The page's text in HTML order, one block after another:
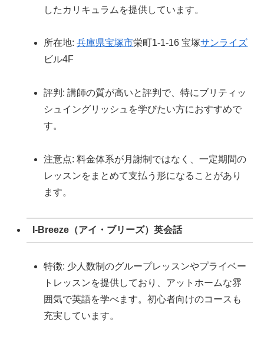
したカリキュラムを提供しています。
所在地:兵庫県宝塚市栄町1-1-16 宝塚サンライズ
ビル4F
評判: 講師の質が高いと評判で、特にブリティッ
シュイングリッシュを学びたい方におすすめで
す。
注意点: 料金体系が月謝制ではなく、一定期間の
レッスンをまとめて支払う形になることがあり
ます。
I-Breeze（アイ・ブリーズ）英会話
特徴: 少人数制のグループレッスンやプライベー
トレッスンを提供しており、アットホームな雰
囲気で英語を学べます。初心者向けのコースも
充実しています。